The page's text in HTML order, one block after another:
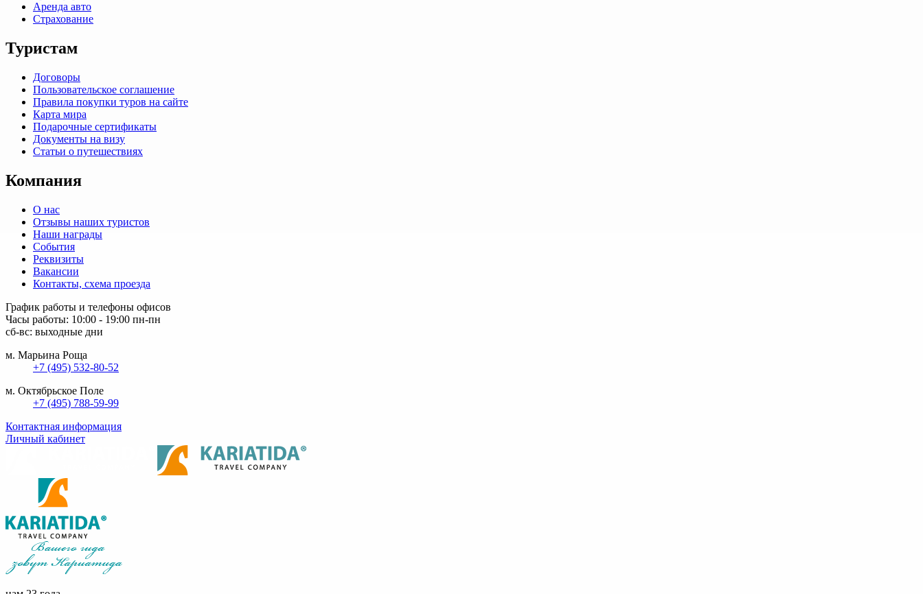
Аренда авто
Страхование
Туристам
Договоры
Пользовательское соглашение
Правила покупки туров на сайте
Карта мира
Подарочные сертификаты
Документы на визу
Статьи о путешествиях
Компания
О нас
Отзывы наших туристов
Наши награды
События
Реквизиты
Вакансии
Контакты, схема проезда
График работы и телефоны офисов
Часы работы: 10:00 - 19:00 пн-пн
сб-вс: выходные дни
м. Марьина Роща
+7 (495) 532-80-52
м. Октябрьское Поле
+7 (495) 788-59-99
Контактная информация
Личный кабинет